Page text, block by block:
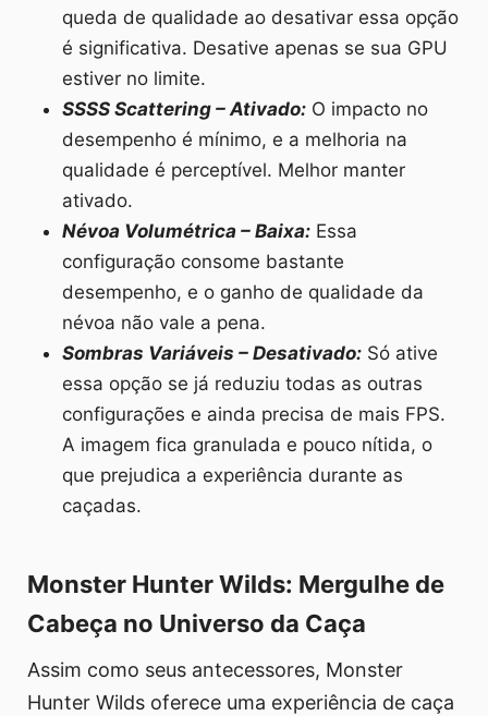
queda de qualidade ao desativar essa opção
é significativa. Desative apenas se sua GPU
estiver no limite.
SSSS Scattering – Ativado: O impacto no
desempenho é mínimo, e a melhoria na
qualidade é perceptível. Melhor manter
ativado.
Névoa Volumétrica – Baixa: Essa
configuração consome bastante
desempenho, e o ganho de qualidade da
névoa não vale a pena.
Sombras Variáveis – Desativado: Só ative
essa opção se já reduziu todas as outras
configurações e ainda precisa de mais FPS.
A imagem fica granulada e pouco nítida, o
que prejudica a experiência durante as
caçadas.
Monster Hunter Wilds: Mergulhe de
Cabeça no Universo da Caça
Assim como seus antecessores, Monster
Hunter Wilds oferece uma experiência de caça